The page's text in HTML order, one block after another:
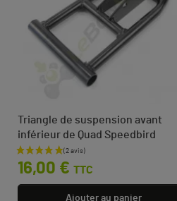
Triangle de suspension avant
inférieur de Quad Speedbird
Prix
16,00 € TTC
Ajouter au panier